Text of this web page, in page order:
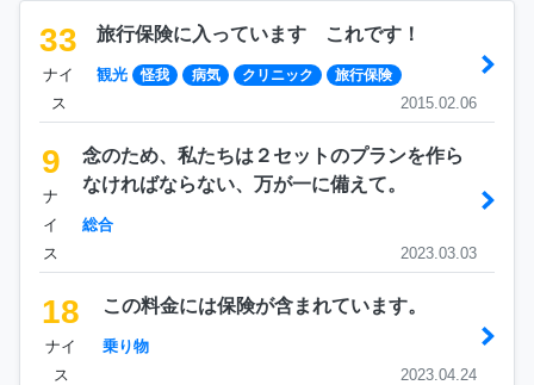
33
ナイ
ス
旅行保険に入っています これです！
観光 怪我 病気 クリニック 旅行保険
2015.02.06
9
ナ
イ
ス
念のため、私たちは２セットのプランを作ら
なければならない、万が一に備えて。
総合
2023.03.03
18
ナイ
ス
この料金には保険が含まれています。
乗り物
2023.04.24